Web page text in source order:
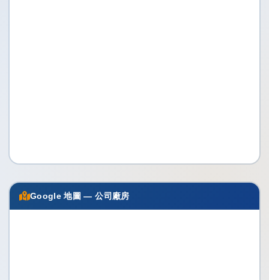
Google 地圖 — 公司廠房